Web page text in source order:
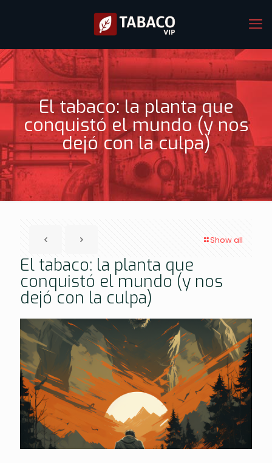
El tabaco: la planta que
conquistó el mundo (y nos
dejó con la culpa)
Show all
El tabaco: la planta que
conquistó el mundo (y nos
dejó con la culpa)